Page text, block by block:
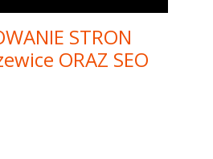
STRON
ORAZ SEO